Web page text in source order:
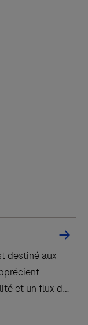
destiné aux
et un flux de